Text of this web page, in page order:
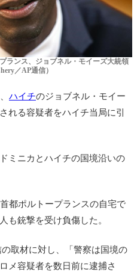
ランス、ジョブネル・モイーズ大統領
／AP通信）
ハイチのジョブネル・モイー
れる容疑者をハイチ当局に引
ミニカとハイチの国境沿いの
都ポルトープランスの自宅で
も銃撃を受け負傷した。
取材に対し、「警察は国境の
メ容疑者を数日前に逮捕さ